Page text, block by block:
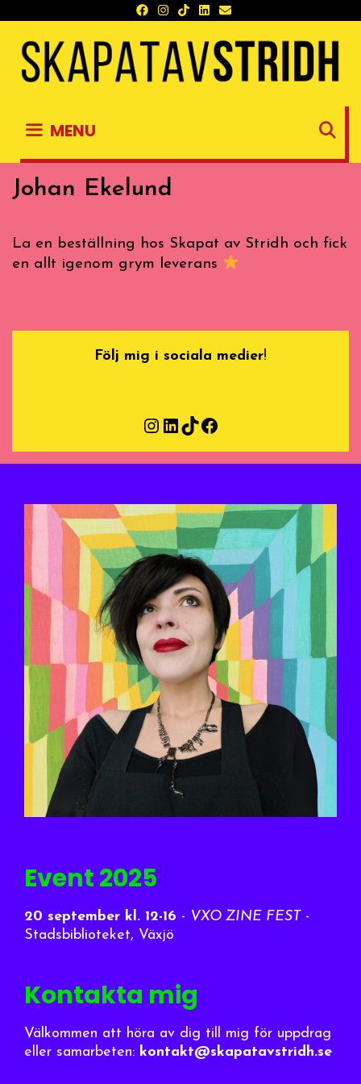
content
MENU
Johan Ekelund
La en beställning hos Skapat av Stridh och fick
en allt igenom grym leverans
Följ mig i sociala medier!
Instagram
LinkedIn
TikTokFacebook
Event 2025
20 september kl. 12-16 - VXO ZINE FEST-
Stadsbiblioteket, Växjö
Kontakta mig
Välkommen att höra av dig till mig för uppdrag
eller samarbeten: kontakt@skapatavstridh.se